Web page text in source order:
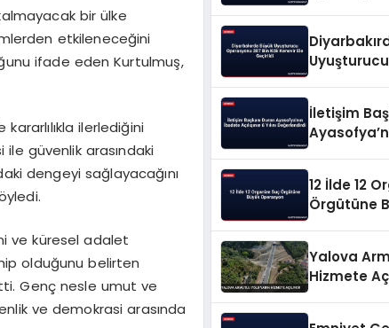
bir ülke
etkileneceğini
ifade eden Kurtulmuş,
ilerlediğini
güvenlik arasındaki
dengeyi sağlayacağını
ve küresel adalet
olduğunu belirten
Genç nesle umut ve
ve demokrasi arasında
İletişim
12 İlde 12
Örgütüne
Yalova
Hizmete